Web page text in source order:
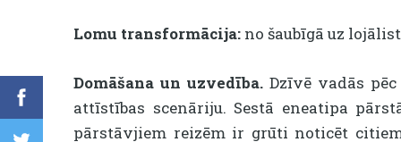
Lomu transformācija: no šaubīgā uz
Domāšana un uzvedība. Dzīvē vadās
attīstības scenāriju. Sestā eneatipa
pārstāvjiem reizēm ir grūti noticēt